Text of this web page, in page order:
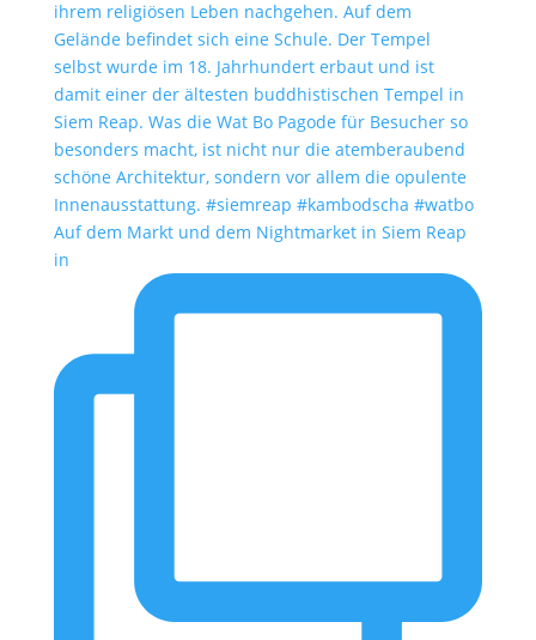
Auf dem Markt und dem Nightmarket in Siem Reap
in